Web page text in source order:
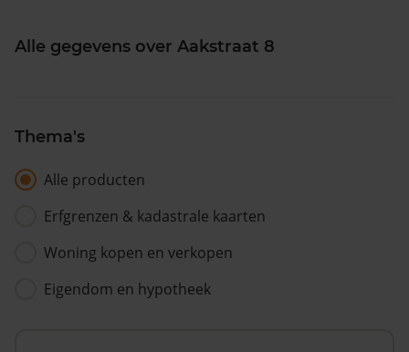
Alle gegevens over Aakstraat 8
Thema's
Alle producten
Erfgrenzen & kadastrale kaarten
Woning kopen en verkopen
Eigendom en hypotheek